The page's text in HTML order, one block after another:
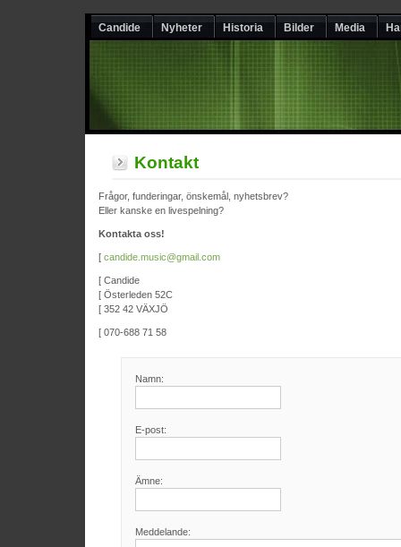
Candide Nyheter Historia Bilder Media
Kontakt
Frågor, funderingar, önskemål, nyhetsbrev?
Eller kanske en livespelning?
Kontakta oss!
[ candide.music@gmail.com
[ Candide
[ Österleden 52C
[ 352 42 VÄXJÖ
[ 070-688 71 58
Namn:
E-post:
Ämne:
Meddelande: